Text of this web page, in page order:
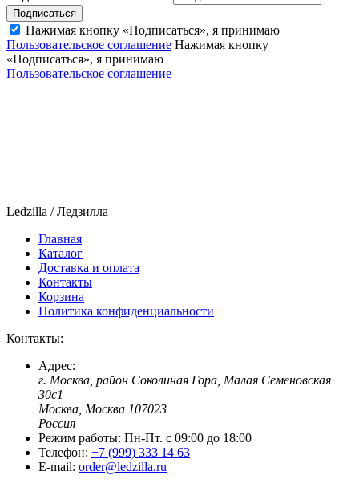
Подписаться
Нажимая кнопку «Подписаться», я принимаю
Пользовательское соглашение Нажимая кнопку
«Подписаться», я принимаю
Пользовательское соглашение
Ledzilla / Ледзилла
Главная
Каталог
Доставка и оплата
Контакты
Корзина
Политика конфиденциальности
Контакты:
Адрес:
г. Москва, район Соколиная Гора, Малая Семеновская
30с1
Москва, Москва 107023
Россия
Режим работы: Пн-Пт. c 09:00 до 18:00
Телефон: +7 (999) 333 14 63
E-mail: order@ledzilla.ru